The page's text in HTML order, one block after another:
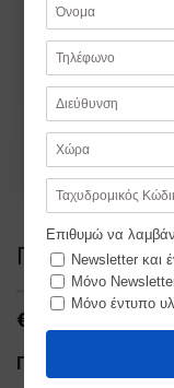
Προτομή
€ 9,99
Προτομή του